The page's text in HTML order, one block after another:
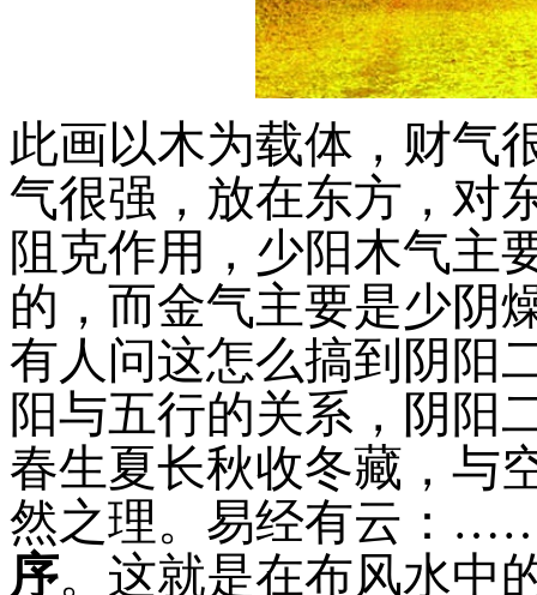
此画以木为载体，财气
气很强，放在东方，对
阻克作用，少阳木气主
的，而金气主要是少阴
有人问这怎么搞到阴阳
阳与五行的关系，阴阳
春生夏长秋收冬藏，与
然之理。易经有云：
序。这就是在布风水中